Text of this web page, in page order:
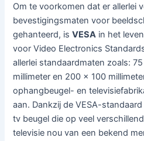
Om te voorkomen dat er allerlei
bevestigingsmaten voor
gehanteerd, isVESA in het
voor Video Electronics
allerlei standaardmaten zoals:
millimeter en 200 x 100
ophangbeugel- en
aan. Dankzij de VESA-
tv beugel die op veel
televisie nou van een bekend